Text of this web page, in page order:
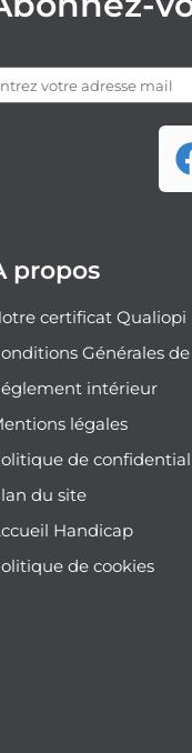
propos
certificat Qualiopi
Générales
intérieur
légales
de
du site
Handicap
de cookies